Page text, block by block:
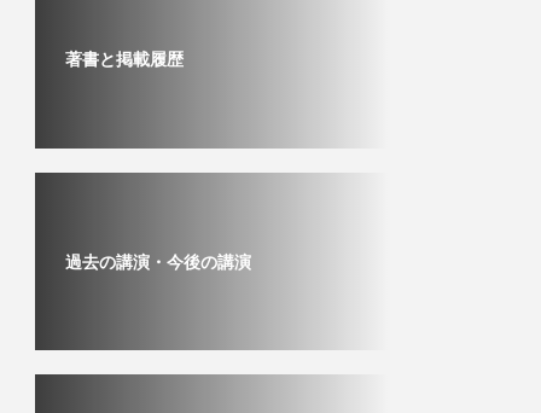
著書と掲載履歴
過去の講演・今後の講演